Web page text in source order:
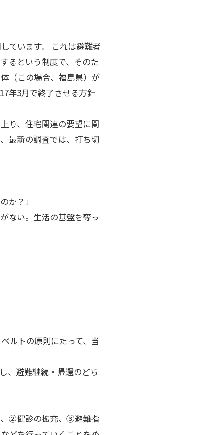
ています。 これは避難者
るという制度で、そのた
（この場合、福島県）が
年3月で終了させる方針
り、住宅関連の要望に関
最新の調査では、打ち切
か？」
ない。生活の基盤を奪っ
ルトの原則にたって、当
、避難継続・帰還のどち
②健診の拡充、③避難指